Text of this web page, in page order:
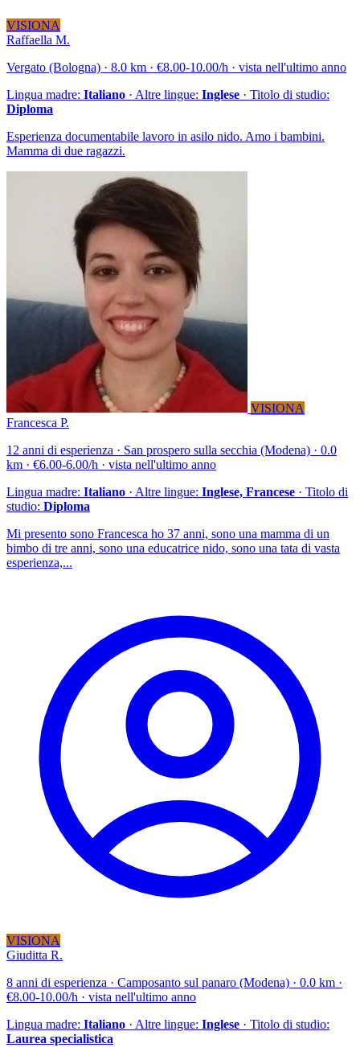
VISIONA
Raffaella M.
Vergato (Bologna) · 8.0 km · €8.00-10.00/h · vista nell'ultimo anno
Lingua madre: Italiano · Altre lingue: Inglese · Titolo di studio:
Diploma
Esperienza documentabile lavoro in asilo nido. Amo i bambini.
Mamma di due ragazzi.
VISIONA
Francesca P.
12 anni di esperienza · San prospero sulla secchia (Modena) · 0.0
km · €6.00-6.00/h · vista nell'ultimo anno
Lingua madre: Italiano · Altre lingue: Inglese, Francese · Titolo di
studio: Diploma
Mi presento sono Francesca ho 37 anni, sono una mamma di un
bimbo di tre anni, sono una educatrice nido, sono una tata di vasta
esperienza,...
VISIONA
Giuditta R.
8 anni di esperienza · Camposanto sul panaro (Modena) · 0.0 km ·
€8.00-10.00/h · vista nell'ultimo anno
Lingua madre: Italiano · Altre lingue: Inglese · Titolo di studio:
Laurea specialistica